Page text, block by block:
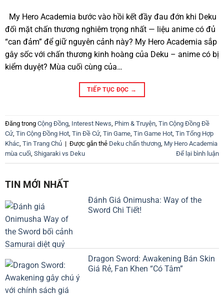
My Hero Academia bước vào hồi kết đầy đau đớn khi Deku
đối mặt chấn thương nghiêm trọng nhất — liệu anime có đủ
“can đảm” để giữ nguyên cảnh này? My Hero Academia sắp
gây sốc với chấn thương kinh hoàng của Deku – anime có bị
kiểm duyệt? Mùa cuối cùng của…
TIẾP TỤC ĐỌC →
Đăng trong Cộng Đồng, Interest News, Phim & Truyện, Tin Cộng Đồng Đề
Cử, Tin Cộng Đồng Hot, Tin Đề Cử, Tin Game, Tin Game Hot, Tin Tổng Hợp
Khác, Tin Trang Chủ | Được gắn thẻ Deku chấn thương, My Hero Academia
mùa cuối, Shigaraki vs Deku Để lại bình luận
TIN MỚI NHẤT
Đánh Giá Onimusha: Way of the
Sword Chi Tiết!
Dragon Sword: Awakening Bán Skin
Giá Rẻ, Fan Khen “Có Tâm”